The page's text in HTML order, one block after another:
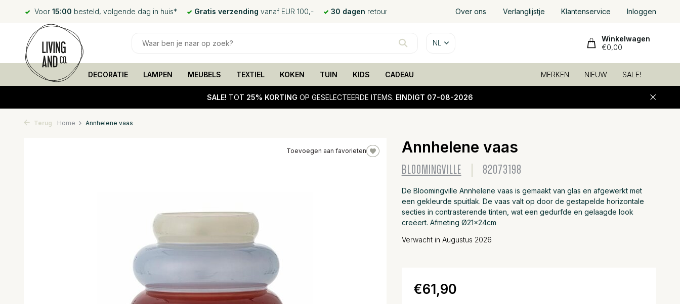
Voor 15:00 besteld, volgende dag in huis* Gratis verzending vanaf EUR 100,- 30 dagen retour Over ons Verlanglijstje Klantenservice Inloggen
NL
Winkelwagen
€0,00
DECORATIE LAMPEN MEUBELS TEXTIEL KOKEN TUIN KIDS CADEAU MERKEN NIEUW SALE!
SALE! TOT 25% KORTING OP GESELECTEERDE ITEMS. EINDIGT 07-08-2026
Terug Home Annhelene vaas
Toevoegen aan favorieten Annhelene vaas
BLOOMINGVILLE 82073198
De Bloomingville Annhelene vaas is gemaakt van glas en afgewerkt met
een gekleurde spuitlak. De vaas valt op door de gestapelde horizontale
secties in contrasterende tinten, wat een gedurfde en gelaagde look
creëert. Afmeting Ø21x24cm
Verwacht in Augustus 2026
€61,90